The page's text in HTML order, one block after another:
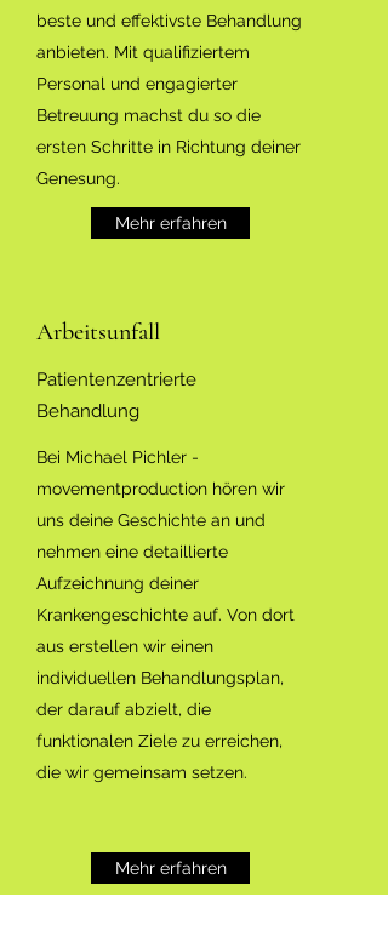
beste und effektivste Behandlung
anbieten. Mit qualifiziertem
Personal und engagierter
Betreuung machst du so die
ersten Schritte in Richtung deiner
Genesung.
Mehr erfahren
Arbeitsunfall
Patientenzentrierte
Behandlung
Bei Michael Pichler -
movementproduction hören wir
uns deine Geschichte an und
nehmen eine detaillierte
Aufzeichnung deiner
Krankengeschichte auf. Von dort
aus erstellen wir einen
individuellen Behandlungsplan,
der darauf abzielt, die
funktionalen Ziele zu erreichen,
die wir gemeinsam setzen.
Mehr erfahren